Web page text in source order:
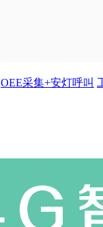
OEE采集+安灯呼叫